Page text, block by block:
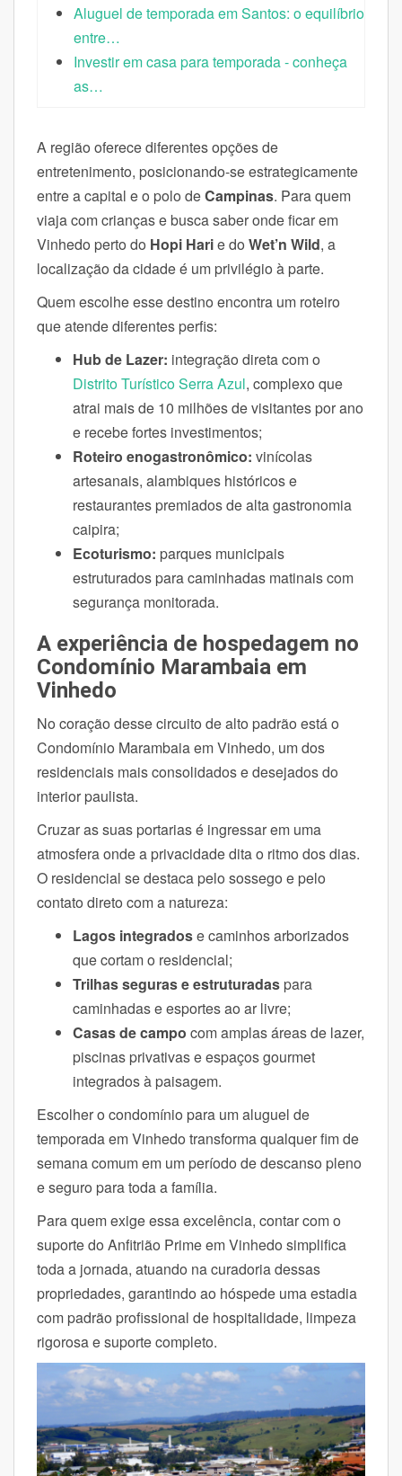
Aluguel de temporada em Santos: o equilíbrio
entre…
Investir em casa para temporada - conheça
as…
A região oferece diferentes opções de
entretenimento, posicionando-se estrategicamente
entre a capital e o polo deCampinas. Para quem
viaja com crianças e busca saber onde ficar em
Vinhedo perto do Hopi Harie do Wet’n Wild, a
localização da cidade é um privilégio à parte.
Quem escolhe esse destino encontra um roteiro
que atende diferentes perfis:
Hub de Lazer: integração direta com o
Distrito Turístico Serra Azul, complexo que
atrai mais de 10 milhões de visitantes por ano
e recebe fortes investimentos;
Roteiro enogastronômico: vinícolas
artesanais, alambiques históricos e
restaurantes premiados de alta gastronomia
caipira;
Ecoturismo: parques municipais
estruturados para caminhadas matinais com
segurança monitorada.
A experiência de hospedagem no
Condomínio Marambaia em
Vinhedo
No coração desse circuito de alto padrão está o
Condomínio Marambaia em Vinhedo, um dos
residenciais mais consolidados e desejados do
interior paulista.
Cruzar as suas portarias é ingressar em uma
atmosfera onde a privacidade dita o ritmo dos dias.
O residencial se destaca pelo sossego e pelo
contato direto com a natureza:
Lagos integradose caminhos arborizados
que cortam o residencial;
Trilhas seguras e estruturadas para
caminhadas e esportes ao ar livre;
Casas de campo com amplas áreas de lazer,
piscinas privativas e espaços gourmet
integrados à paisagem.
Escolher o condomínio para um aluguel de
temporada em Vinhedo transforma qualquer fim de
semana comum em um período de descanso pleno
e seguro para toda a família.
Para quem exige essa excelência, contar com o
suporte do Anfitrião Prime em Vinhedo simplifica
toda a jornada, atuando na curadoria dessas
propriedades, garantindo ao hóspede uma estadia
com padrão profissional de hospitalidade, limpeza
rigorosa e suporte completo.